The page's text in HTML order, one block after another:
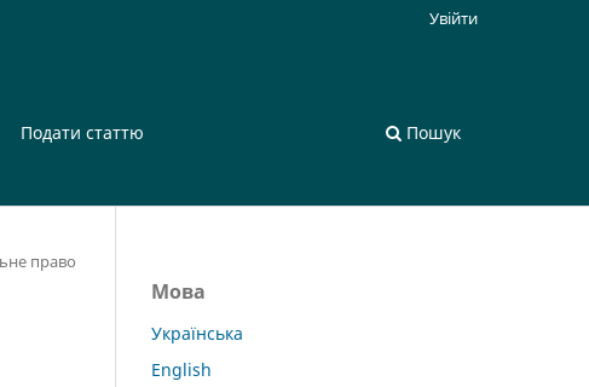
Подати статтю Пошук
Увійти
право
Мова
Українська
English